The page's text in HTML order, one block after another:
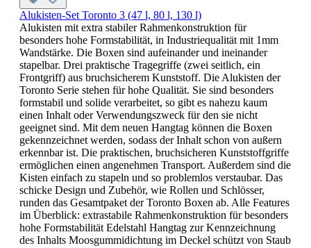
Alukisten-Set Toronto 3 (47 l, 80 l, 130 l)
Alukisten mit extra stabiler Rahmenkonstruktion für
besonders hohe Formstabilität, in Industriequalität mit 1mm
Wandstärke. Die Boxen sind aufeinander und ineinander
stapelbar. Drei praktische Tragegriffe (zwei seitlich, ein
Frontgriff) aus bruchsicherem Kunststoff. Die Alukisten der
Toronto Serie stehen für hohe Qualität. Sie sind besonders
formstabil und solide verarbeitet, so gibt es nahezu kaum
einen Inhalt oder Verwendungszweck für den sie nicht
geeignet sind. Mit dem neuen Hangtag können die Boxen
gekennzeichnet werden, sodass der Inhalt schon von außern
erkennbar ist. Die praktischen, bruchsicheren Kunststoffgriffe
ermöglichen einen angenehmen Transport. Außerdem sind die
Kisten einfach zu stapeln und so problemlos verstaubar. Das
schicke Design und Zubehör, wie Rollen und Schlösser,
runden das Gesamtpaket der Toronto Boxen ab. Alle Features
im Überblick: extrastabile Rahmenkonstruktion für besonders
hohe Formstabilität Edelstahl Hangtag zur Kennzeichnung
des Inhalts Moosgummidichtung im Deckel schützt von Staub